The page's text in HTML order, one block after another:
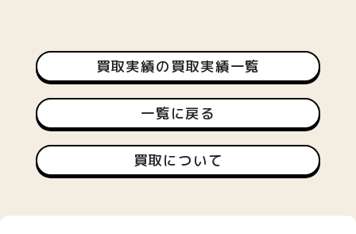
買取実績の買取実績一覧
一覧に戻る
買取について